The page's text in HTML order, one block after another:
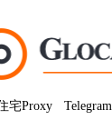
宅Proxy Telegram